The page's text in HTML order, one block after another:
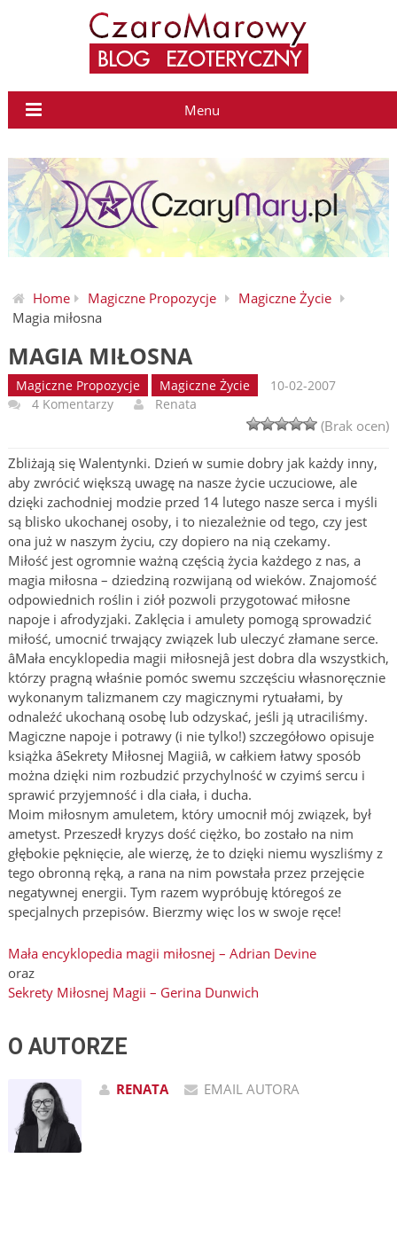
Menu
Home Magiczne Propozycje
Magiczne Życie
Magia miłosna
MAGIA MIŁOSNA
Magiczne Propozycje Magiczne Życie
10-02-2007
4 Komentarzy
Renata
(Brak ocen)
Zbliżają się Walentynki. Dzień w sumie dobry jak każdy inny,
aby zwrócić większą uwagę na nasze życie uczuciowe, ale
dzięki zachodniej modzie przed 14 lutego nasze serca i myśli
są blisko ukochanej osoby, i to niezależnie od tego, czy jest
ona już w naszym życiu, czy dopiero na nią czekamy.
Miłość jest ogromnie ważną częścią życia każdego z nas, a
magia miłosna – dziedziną rozwijaną od wieków. Znajomość
odpowiednich roślin i ziół pozwoli przygotować miłosne
napoje i afrodyzjaki. Zaklęcia i amulety pomogą sprowadzić
miłość, umocnić trwający związek lub uleczyć złamane serce.
âMała encyklopedia magii miłosnejâ jest dobra dla wszystkich,
którzy pragną właśnie pomóc swemu szczęściu własnoręcznie
wykonanym talizmanem czy magicznymi rytuałami, by
odnaleźć ukochaną osobę lub odzyskać, jeśli ją utraciliśmy.
Magiczne napoje i potrawy (i nie tylko!) szczegółowo opisuje
książka âSekrety Miłosnej Magiiâ, w całkiem łatwy sposób
można dzięki nim rozbudzić przychylność w czyimś sercu i
sprawić przyjemność i dla ciała, i ducha.
Moim miłosnym amuletem, który umocnił mój związek, był
ametyst. Przeszedł kryzys dość ciężko, bo zostało na nim
głębokie pęknięcie, ale wierzę, że to dzięki niemu wyszliśmy z
tego obronną ręką, a rana na nim powstała przez przejęcie
negatywnej energii. Tym razem wypróbuję któregoś ze
specjalnych przepisów. Bierzmy więc los w swoje ręce!
Mała encyklopedia magii miłosnej – Adrian Devine
oraz
Sekrety Miłosnej Magii – Gerina Dunwich
O AUTORZE
RENATA EMAIL AUTORA